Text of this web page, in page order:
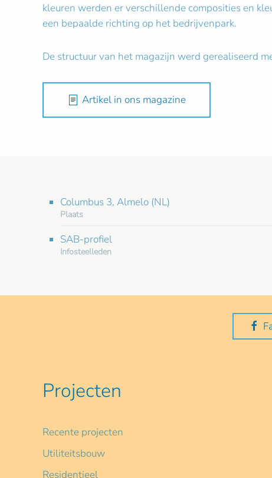
kleuren werden er verschillende composities en
een bepaalde richting op het bedrijvenpark.
De structuur van het magazijn werd gerealiseerd
Artikel in ons magazine
Columbus 3, Almelo (NL)
Plaats
SAB-profiel
Infosteelleden
Projecten
Recente projecten
Utiliteitsbouw
Residentieel